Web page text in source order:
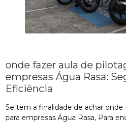
onde fazer aula de
empresas Água Rasa:
Eficiência
Se tem a finalidade de achar
para empresas Água Rasa, Para